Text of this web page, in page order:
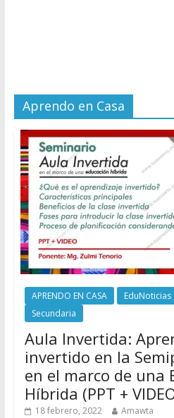
Aprendo en Casa
APRENDO EN CASA EduNoticias
Secundaria
Aula Invertida:
invertido en la
en el marco de una
Híbrida (PPT +
18 febrero, 2022 Amawta